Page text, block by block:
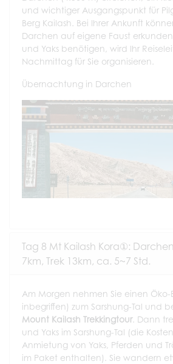
und wichtiger Ausgangspunkt für
Berg Kailash. Bei Ihrer Ankunft
Darchen auf eigene Faust
und Yaks benötigen, wird Ihr
Nachmittag für Sie organisieren.
Übernachtung in Darchen
Tag 8 Mt Kailash Kora①:
7km, Trek 13km, ca. 5~7 Std.
Am Morgen nehmen Sie einen Öko-
inbegriffen) zum Sarshung-Tal und
Mount Kailash Trekkingtour. Dann
und Yaks im Sarshung-Tal (die
Anmietung von Yaks, Pferden und
im Paket enthalten). Sie wandern